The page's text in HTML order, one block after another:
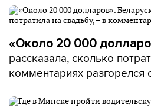
«Около 20 000
рассказала, сколько
комментариях разгорелся